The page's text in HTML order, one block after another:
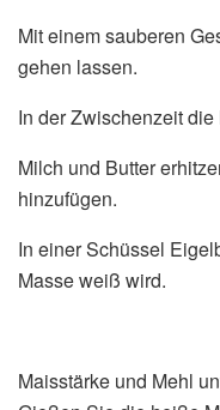
Mit einem sauberen
gehen lassen.
In der Zwischenzeit
Milch und Butter
hinzufügen.
In einer Schüssel
Masse weiß wird.
Maisstärke und Mehl